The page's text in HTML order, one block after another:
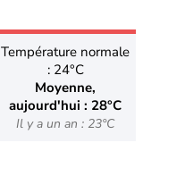
Température normale
: 24°C
Moyenne,
aujourd'hui : 28°C
Il y a un an : 23°C